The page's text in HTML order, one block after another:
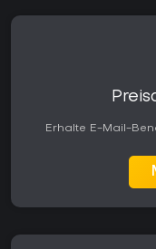
Erhalte E-Mail-